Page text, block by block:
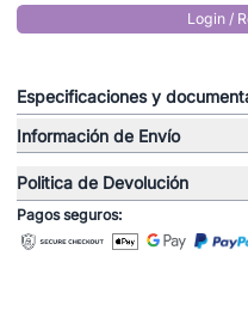
Login /
Especificaciones y
Información de Envío
Politica de Devolución
Pagos seguros: